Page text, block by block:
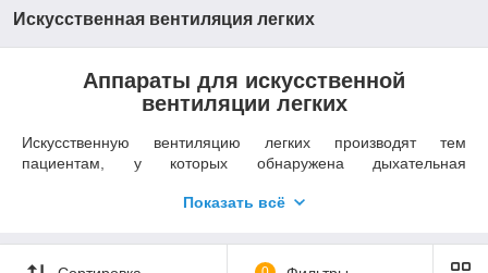
Искусственная вентиляция легких
Аппараты для искусственной
вентиляции легких
Искусственную вентиляцию легких производят тем
пациентам, у которых обнаружена дыхательная
оказать помощь больному, который не в состоянии сам
работы организма.
Показать всё